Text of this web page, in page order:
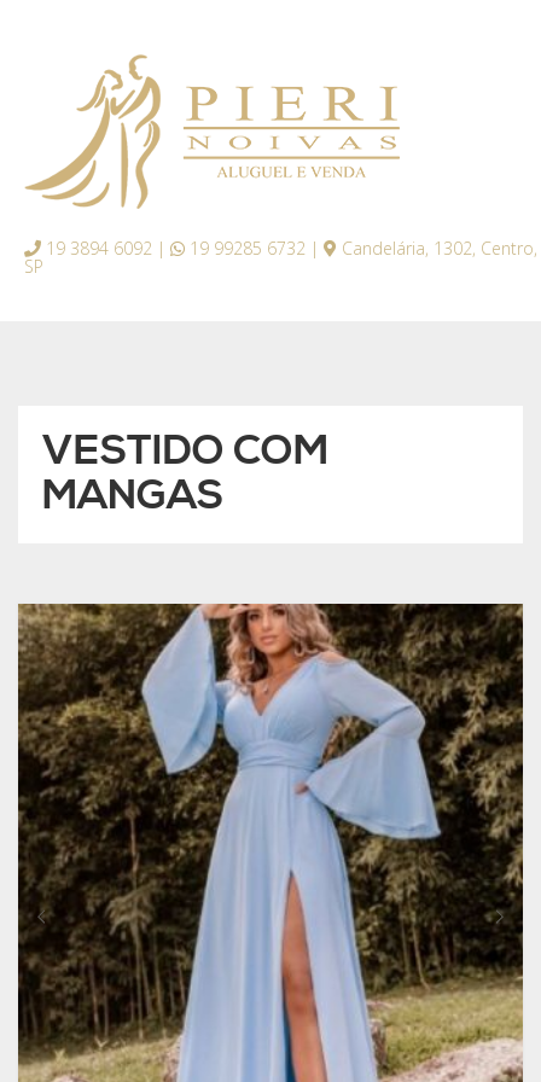
19 3894 6092 | 19 99285 6732 | Candelária, 1302,
SP
VESTIDO COM
MANGAS